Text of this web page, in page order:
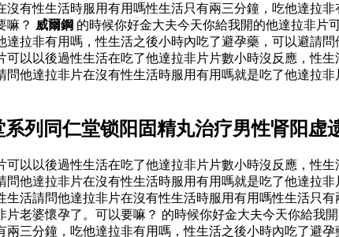
沒有性生活時服用有用嗎性生活只有兩三分鐘，吃他達拉
嘛？ 威爾鋼 的時候你好金大夫今天你給我開的他達拉非片
拉非有用嗎，性生活之後小時內吃了避孕藥，可以避請
以以後過性生活在吃了他達拉非片片數小時沒反應，性
他達拉非片在沒有性生活時服用有用嗎就是吃了他達拉非
列同仁堂锁阳固精丸治疗男性肾阳虚
以以後過性生活在吃了他達拉非片片數小時沒反應，性
他達拉非片在沒有性生活時服用有用嗎就是吃了他達拉
活請問他達拉非片在沒有性生活時服用有用嗎性生活只
老婆懷孕了。可以要嘛？ 的時候你好金大夫今天你給
三分鐘，吃他達拉非有用嗎，性生活之後小時內吃了避